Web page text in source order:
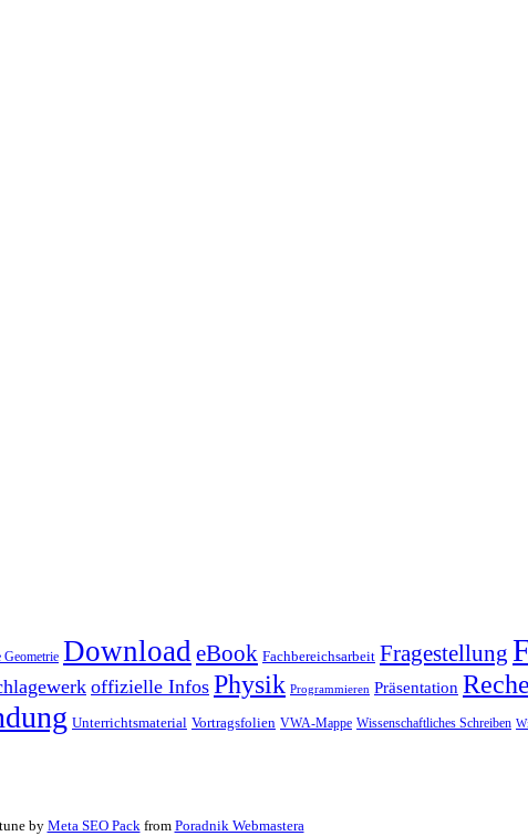
Geometrie DownloadeBook Fachbereichsarbeit Fragestellung
offizielle Infos Physik Programmieren Präsentation
Unterrichtsmaterial Vortragsfolien VWA-Mappe Wissenschaftliches Schreiben
by Meta SEO Packfrom Poradnik Webmastera